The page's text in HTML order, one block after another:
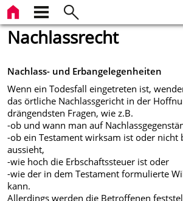
Nachlassrecht
Nachlass- und Erbangelegenheiten
Wenn ein Todesfall eingetreten ist,
das örtliche Nachlassgericht in der
drängendsten Fragen, wie z.B.
-ob und wann man auf
-ob ein Testament wirksam ist oder nicht
aussieht,
-wie hoch die Erbschaftssteuer ist oder
-wie der in dem Testament formulierte
kann.
Allerdings werden die Betroffenen